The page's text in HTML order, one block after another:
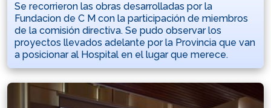
Se recorrieron las obras desarrolladas por la
Fundacion de C M con la participación de miembros
de la comisión directiva. Se pudo observar los
proyectos llevados adelante por la Provincia que van
a posicionar al Hospital en el lugar que merece.